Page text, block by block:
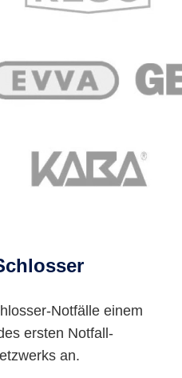
Notfälle einem
ersten Notfall-
an.